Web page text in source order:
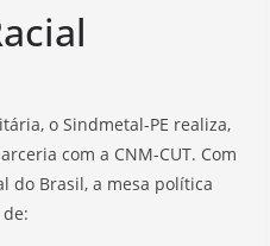
o Sindmetal-PE realiza,
com a CNM-CUT. Com
do Brasil, a mesa política